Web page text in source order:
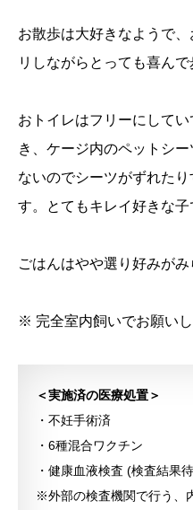
お散歩は大好きなようで
リしながらとっても喜んで
おトイレはフリーにして
き、ケージ内のペットシ
ないのでシーツがずれた
す。とてもキレイ好きな子
ごはんはやや選り好みがみ
※ 完全室内飼いでお願いし
＜実施済の医療処置＞
・不妊手術済
・6種混合ワクチン
・健康血液検査 (検査結果
※外部の検査機関で行う、